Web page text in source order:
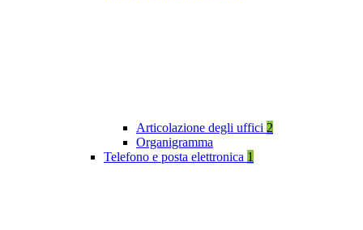
Articolazione degli uffici 2
Organigramma
Telefono e posta elettronica 1